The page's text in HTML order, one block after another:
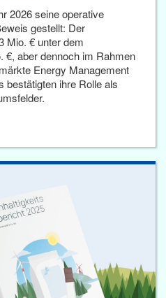
2026 seine operative
gestellt: Der
Mio. € unter dem
€, aber dennoch im Rahmen
Energy Management
bestätigten ihre Rolle als